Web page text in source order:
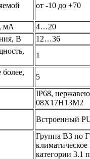
от -10 до +70
мА
4…20
В
12…36
1
5
IP68,
08Х17Н13М2
Встроенный
Группа В3 по
категории 3.1